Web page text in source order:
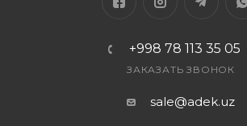
Рекомендуемое Использование:
и Очень утомляет наклоняться,
отключать. Подключив USB-
устройство непосредственно на
+998 78 113 35 05
ЗАКАЗАТЬ ЗВОНОК
sale@adek.uz